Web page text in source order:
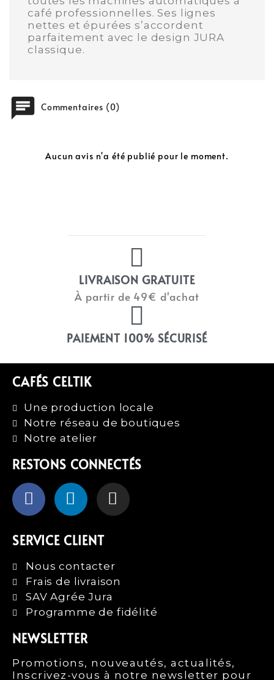
café professionnelles. Ses lignes
nettes et épurées s’accordent
parfaitement avec le design JURA
classique.
chat Commentaires (0)
Aucun avis n'a été publié pour le moment.
LIVRAISON GRATUITE
À partir de 49€ d'achat
PAIEMENT 100% SÉCURISÉ
CAFÉS CELTIK
Une production locale
Notre réseau de boutiques
Notre atelier
RESTONS CONNECTÉS
SERVICE CLIENT
Nous contacter
Frais de livraison
SAV Agrée Jura
Programme de fidélité
NEWSLETTER
Promotions, nouveautés, actualités,
Inscrivez-vous à notre newsletter pour